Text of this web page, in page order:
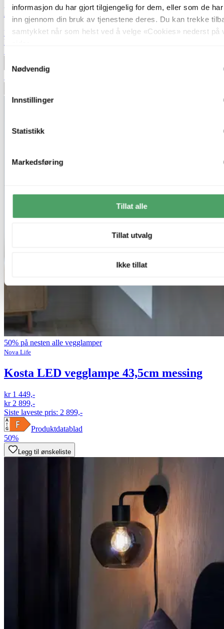
informasjon du har gjort tilgjengelig for dem, eller som de
inn gjennom din bruk av tjenestene deres. Du kan trekke
samtykket når som helst ved å velge «Cookies» nederst på
Samtykkevalg
Nødvendig
Innstillinger
Statistikk
Markedsføring
Tillat alle
Tillat utvalg
Ikke tillat
Pole LED vegglampe 60cm gull
kr 1 249,-
kr 2 499,-
Produktdatablad
50% på nesten alle vegglamper
Nova Life
Kosta LED vegglampe 43,5cm messing
kr 1 449,-
kr 2 899,-
Siste laveste pris: 2 899,-
Produktdatablad
50%
Legg til ønskeliste